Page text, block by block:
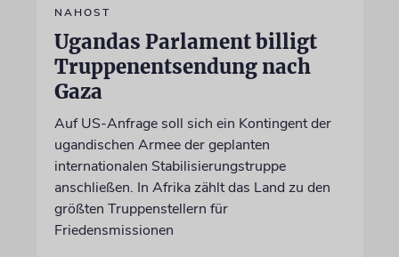
NAHOST
Ugandas Parlament billigt
Truppenentsendung nach
Gaza
Auf US-Anfrage soll sich ein Kontingent der
ugandischen Armee der geplanten
internationalen Stabilisierungstruppe
anschließen. In Afrika zählt das Land zu den
größten Truppenstellern für
Friedensmissionen